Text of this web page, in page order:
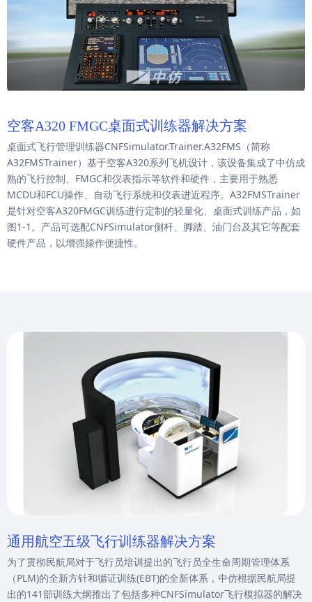
空客A320 FMGC桌面式训练器解决方案
桌面式飞行管理训练器CNFSimulator.Trainer.A32FMS（简称
A32FMSTrainer）基于空客A320系列飞机设计，该设备集成了中仿成
熟的飞行控制、FMGC和仪表指示等软件和硬件，主要用于熟悉
MCDU和FCU操作、自动飞行系统和仪表进近程序。A32FMSTrainer
是针对空客A320FMGC训练进行定制的轻量化、桌面式训练产品，如
图1-1。产品可选配CNFSimulator侧杆、脚踏、油门台及其它等配套
硬件产品，以增强操作便捷性。
通用航空五级飞行训练器解决方案
为了贯彻民航局对于飞行员培训提出的飞行员全生命周期管理体系
（PLM)的全新方针和循证训练(EBT)的全新体系，中仿根据民航局提
出的141部训练大纲推出了包括多种CNFSimulator飞行模拟器的解决